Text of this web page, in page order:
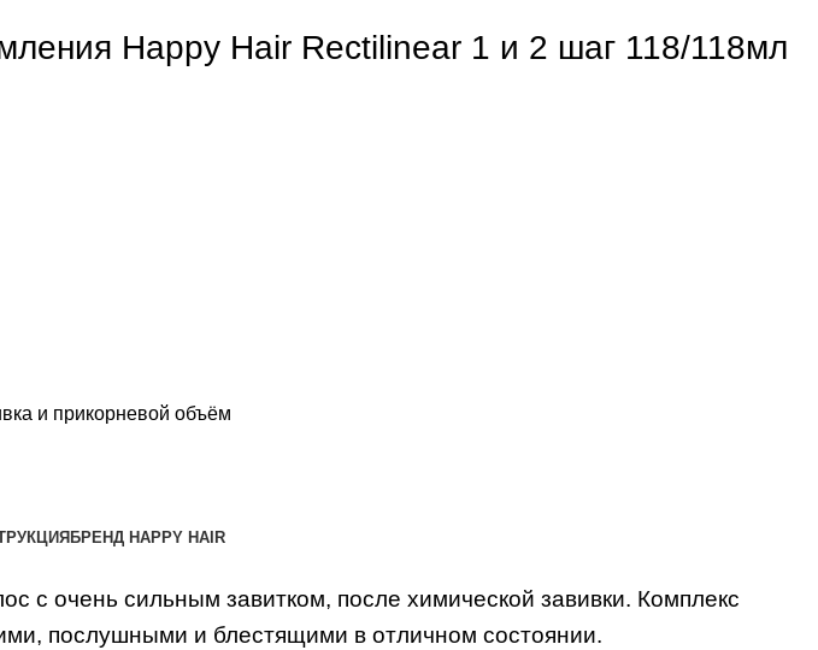
Happy Hair Rectilinear 1 и 2 шаг 118/118мл
и прикорневой объём
БРЕНД HAPPY HAIR
с очень сильным завитком, после химической завивки. Комплекс
послушными и блестящими в отличном состоянии.